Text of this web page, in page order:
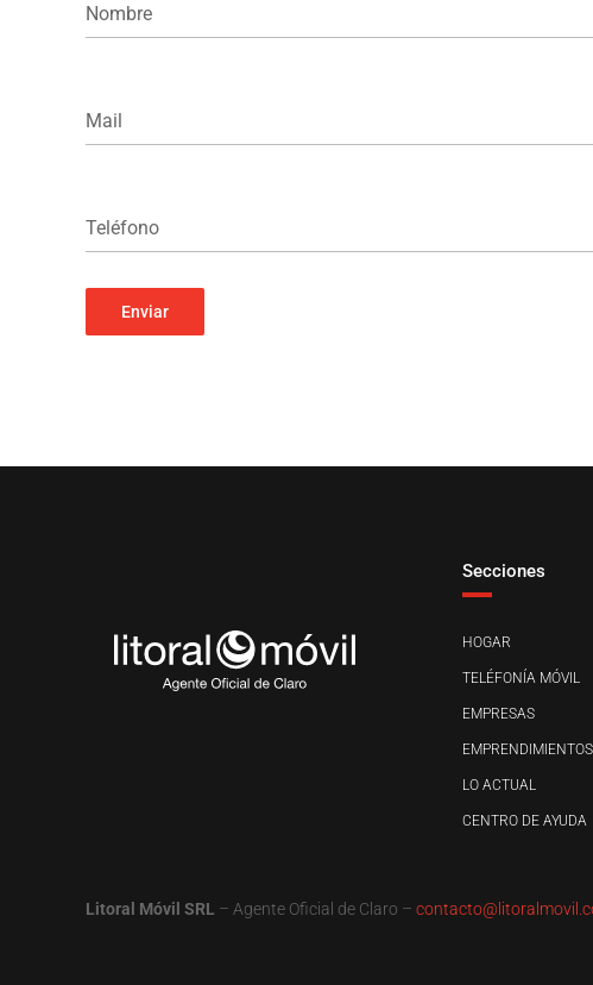
Nombre
Mail
Teléfono
Enviar
Secciones
HOGAR
TELÉFONÍA MÓVIL
EMPRESAS
EMPRENDIMIENTOS
LO ACTUAL
CENTRO DE AYUDA
Litoral Móvil SRL – Agente Oficial de Claro –